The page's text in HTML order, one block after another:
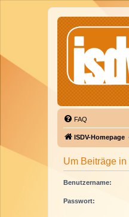
FAQ
ISDV-Homepage
Um Beiträge
Benutzername:
Passwort: